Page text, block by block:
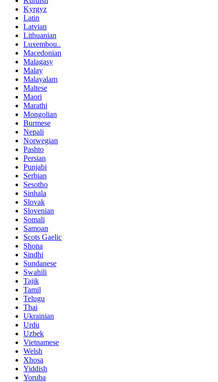
Kyrgyz
Latin
Latvian
Lithuanian
Luxembou..
Macedonian
Malagasy
Malay
Malayalam
Maltese
Maori
Marathi
Mongolian
Burmese
Nepali
Norwegian
Pashto
Persian
Punjabi
Serbian
Sesotho
Sinhala
Slovak
Slovenian
Somali
Samoan
Scots Gaelic
Shona
Sindhi
Sundanese
Swahili
Tajik
Tamil
Telugu
Thai
Ukrainian
Urdu
Uzbek
Vietnamese
Welsh
Xhosa
Yiddish
Yoruba